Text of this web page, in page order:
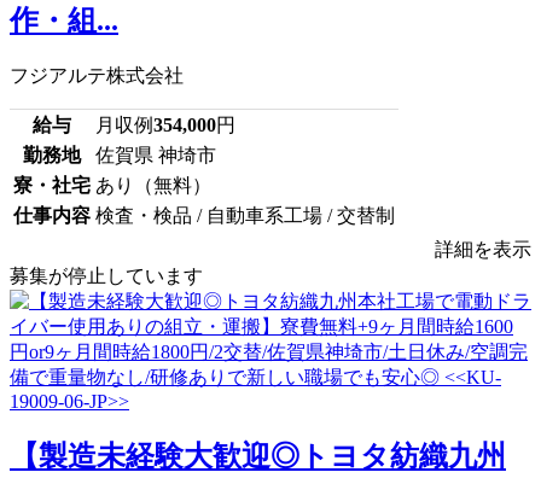
作・組...
フジアルテ株式会社
給与 月収例354,000円
勤務地
佐賀県 神埼市
寮・社宅 あり（無料）
仕事内容 検査・検品 / 自動車系工場 / 交替制
詳細を表示
募集が停止しています
【製造未経験大歓迎◎トヨタ紡織九州